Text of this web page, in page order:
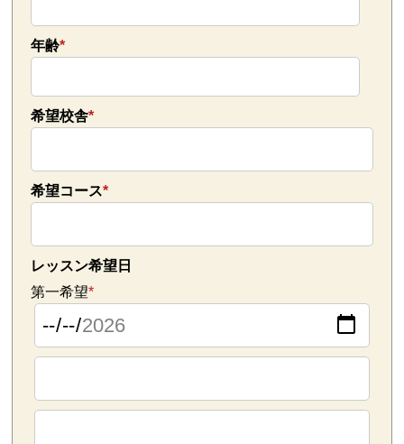
年齢*
希望校舎*
希望コース*
レッスン希望日
第一希望*